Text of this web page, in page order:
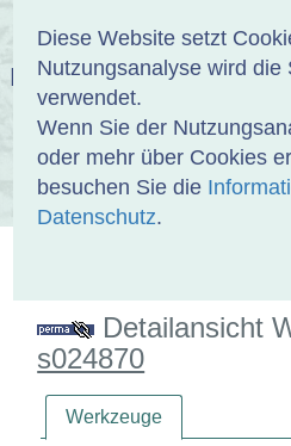
Diese Website setzt
Nutzungsanalyse wird die
verwendet.
Wenn Sie der
oder mehr über Cookies
besuchen Sie die
Datenschutz.
EINBANDDATENBANK
ÜBER UNS SAMMLUNGEN
Detailansicht
s024870
Werkzeuge